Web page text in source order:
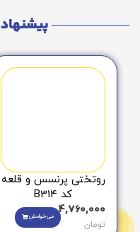
روتختی پرنسس و قلعه
کد B314
4,760,000
تومان
می‌خوامش